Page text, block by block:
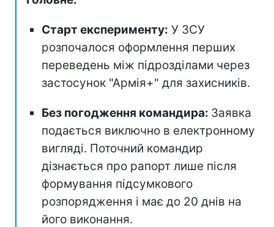
Старт експерименту: У ЗСУ
розпочалося оформлення перших
переведень між підрозділами через
застосунок "Армія+" для захисників.
Без погодження командира: Заявка
подається виключно в електронному
вигляді. Поточний командир
дізнається про рапорт лише після
формування підсумкового
розпорядження і має до 20 днів на
його виконання.